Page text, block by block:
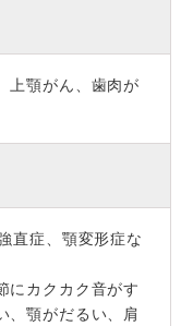
上顎がん、歯肉が
直症、顎変形症な
にカクカク音がす
、顎がだるい、肩